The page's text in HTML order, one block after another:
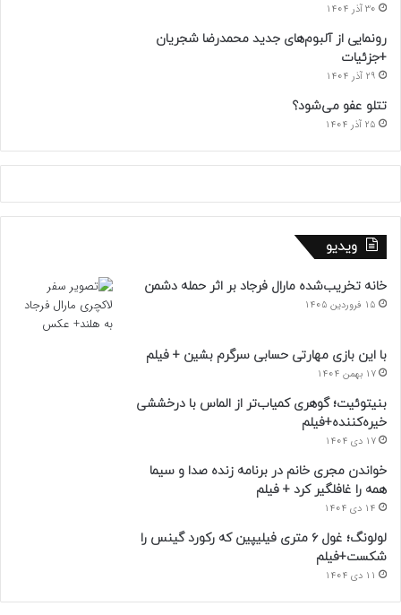
30 آذر 1404
رونمایی از آلبوم‌های جدید محمدرضا شجریان
+جزئیات
29 آذر 1404
تتلو عفو می‌شود؟
25 آذر 1404
ویدیو
خانه تخریب‌شده مارال فرجاد بر اثر حمله دشمن
15 فروردین 1405
با این بازی مهارتی حسابی سرگرم بشین + فیلم
17 بهمن 1404
بنیتوئیت؛ گوهری کمیاب‌تر از الماس با درخششی
خیره‌کننده+فیلم
17 دی 1404
خواندن مجری خانم در برنامه زنده صدا و سیما
همه را غافلگیر کرد + فیلم
14 دی 1404
لولونگ؛ غول ۶ متری فیلیپین که رکورد گینس را
شکست+فیلم
11 دی 1404